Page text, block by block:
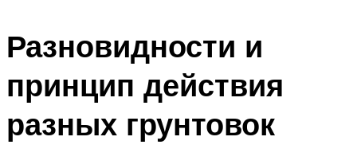
Разновидности и
принцип действия
разных грунтовок